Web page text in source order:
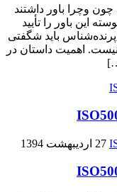
وچرا باور داشتند
این باور را تأیید
باید شگفتى
نیست. اهمیت داستان در
27 اردیبهشت 1394